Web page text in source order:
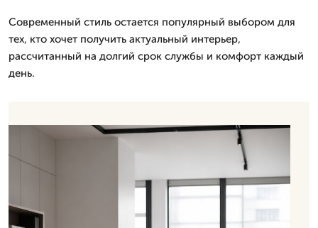
Современный стиль остается популярный выбором для
тех, кто хочет получить актуальный интерьер,
рассчитанный на долгий срок службы и комфорт каждый
день.